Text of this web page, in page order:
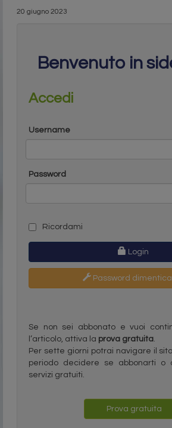
20 giugno 2023
Benvenuto in
Accedi
Username
Password
Ricordami
Login
Password
Se non sei abbonato e vuoi
l’articolo, attiva la prova gratuita.
Per sette giorni potrai navigare il
periodo decidere se abbonarti o
servizi gratuiti.
Prova gratuita